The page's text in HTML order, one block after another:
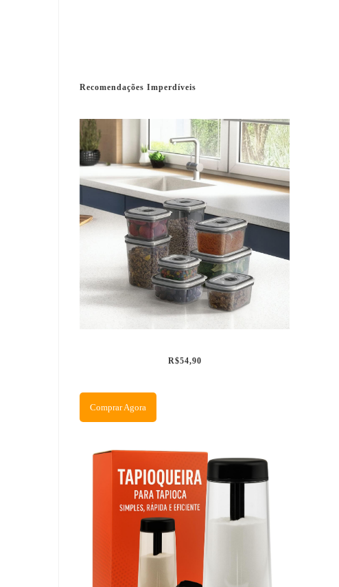
Recomendações Imperdíveis
R$54,90
Comprar Agora